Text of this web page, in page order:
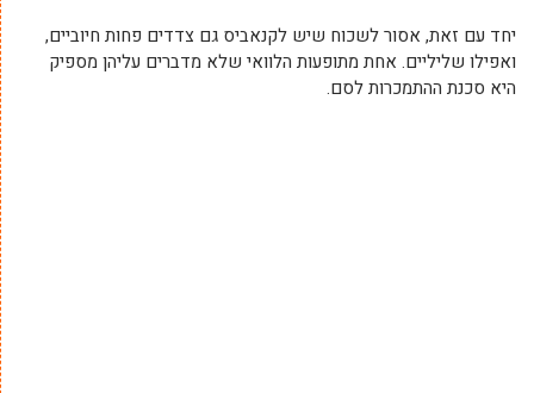
יחד עם זאת, אסור לשכוח שיש לקנאביס גם צדדים פחות חיוביים,
ואפילו שליליים. אחת מתופעות הלוואי שלא מדברים עליהן מספיק
היא סכנת ההתמכרות לסם.